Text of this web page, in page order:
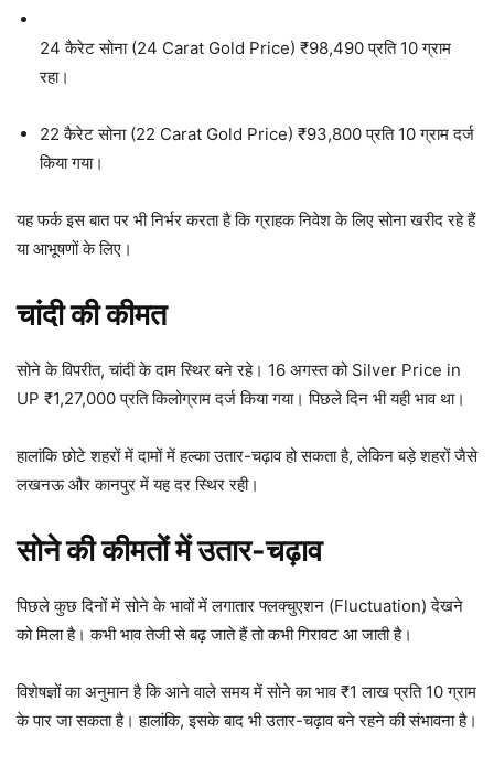
24 कैरेट सोना (24 Carat Gold Price) ₹98,490 प्रति 10 ग्राम
रहा।
22 कैरेट सोना (22 Carat Gold Price) ₹93,800 प्रति 10 ग्राम दर्ज
किया गया।
यह फर्क इस बात पर भी निर्भर करता है कि ग्राहक निवेश के लिए सोना खरीद रहे हैं
या आभूषणों के लिए।
चांदी की कीमत
सोने के विपरीत, चांदी के दाम स्थिर बने रहे। 16 अगस्त को Silver Price in
UP ₹1,27,000 प्रति किलोग्राम दर्ज किया गया। पिछले दिन भी यही भाव था।
हालांकि छोटे शहरों में दामों में हल्का उतार-चढ़ाव हो सकता है, लेकिन बड़े शहरों जैसे
लखनऊ और कानपुर में यह दर स्थिर रही।
सोने की कीमतों में उतार-चढ़ाव
पिछले कुछ दिनों में सोने के भावों में लगातार फ्लक्चुएशन (Fluctuation) देखने
को मिला है। कभी भाव तेजी से बढ़ जाते हैं तो कभी गिरावट आ जाती है।
विशेषज्ञों का अनुमान है कि आने वाले समय में सोने का भाव ₹1 लाख प्रति 10 ग्राम
के पार जा सकता है। हालांकि, इसके बाद भी उतार-चढ़ाव बने रहने की संभावना है।